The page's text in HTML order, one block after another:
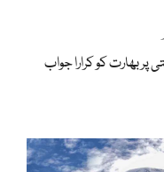
پربھارت کو کرارا جواب